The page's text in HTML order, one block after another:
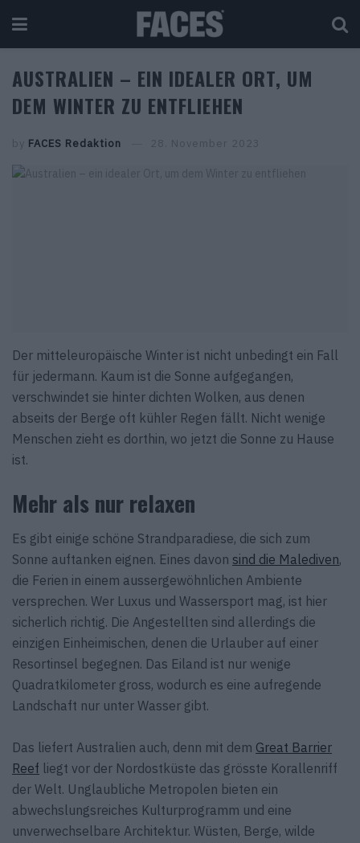
AUSTRALIEN – EIN IDEALER ORT, UM
DEM WINTER ZU ENTFLIEHEN
by FACES Redaktion 28. November 2023
Der mitteleuropäische Winter ist nicht unbedingt ein Fall
für jedermann. Kaum ist die Sonne aufgegangen,
verschwindet sie hinter dichten Wolken, aus denen
abseits der Berge oft kühler Regen fällt. Nicht wenige
Menschen zieht es dorthin, wo jetzt die Sonne zu Hause
ist.
Mehr als nur relaxen
Es gibt einige schöne Strandparadiese, die sich zum
Sonne auftanken eignen. Eines davon sind die Malediven,
die Ferien in einem aussergewöhnlichen Ambiente
versprechen. Wer Luxus und Wassersport mag, ist hier
sicherlich richtig. Die Angestellten sind allerdings die
einzigen Einheimischen, denen die Urlauber auf einer
Resortinsel begegnen. Das Eiland ist nur wenige
Quadratkilometer gross, wodurch es eine aufregende
Landschaft nur unter Wasser gibt.
Das liefert Australien auch, denn mit dem Great Barrier
Reef liegt vor der Nordostküste das grösste Korallenriff
der Welt. Unglaubliche Metropolen bieten ein
abwechslungsreiches Kulturprogramm und eine
unverwechselbare Architektur. Wüsten, Berge, wilde